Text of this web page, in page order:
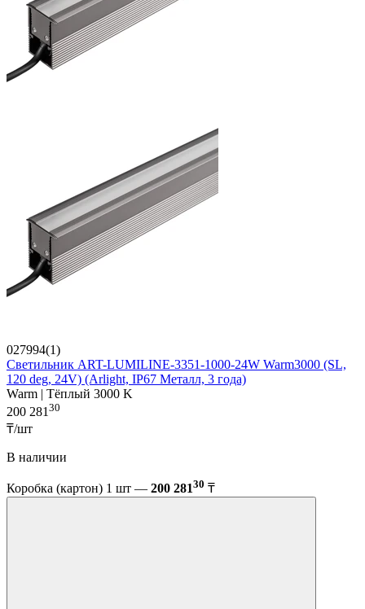
027994(1)
Светильник ART-LUMILINE-3351-1000-24W Warm3000 (SL,
120 deg, 24V) (Arlight, IP67 Металл, 3 года)
Warm | Тёплый 3000 K
200 281 30
₸/шт
В наличии
Коробка (картон) 1 шт — 200 28130 ₸